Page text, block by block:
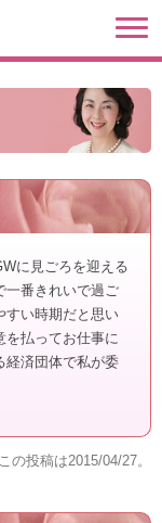
に見ごろを迎える
一番きれいで過ご
すい時期だと思い
を払ってお仕事に
経済団体で私が委
この投稿は2015/04/27。